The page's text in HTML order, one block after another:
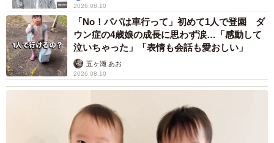
2026.08.10
「No！パパは車行って」初めて1人で登園 ダ
ウン症の4歳娘の成長に思わず涙…「感動して
泣いちゃった」「表情も会話も愛おしい」
五ヶ瀬 あお
2026.08.10